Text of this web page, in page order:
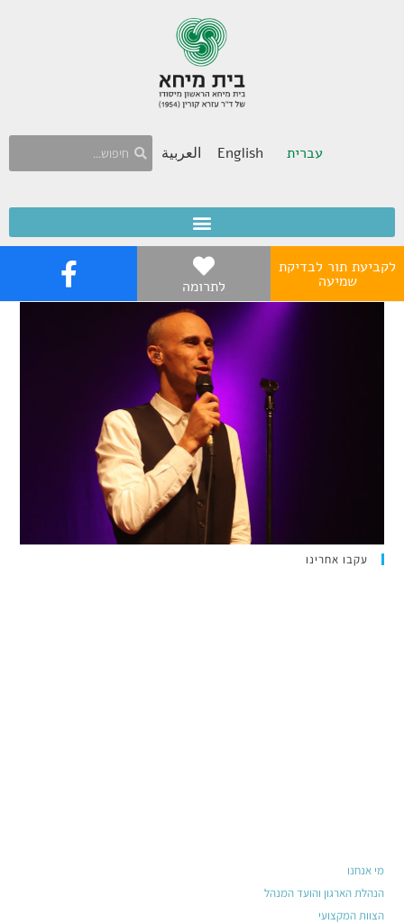
עברית English العربية
לקביעת תור לבדיקת
שמיעה לתרומה
עקבו אחרינו
מי אנחנו
הנהלת הארגון והועד המנהל
הצוות המקצועי